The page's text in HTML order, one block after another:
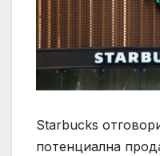
Starbucks
потенциална